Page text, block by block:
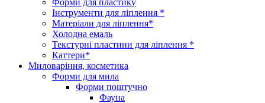
Інструменти для ліплення *
Матеріали для ліплення*
Холодна емаль
Текстурні пластини для ліплення *
Каттери*
Миловаріння, косметика
Форми для мила
Форми поштучно
Фауна